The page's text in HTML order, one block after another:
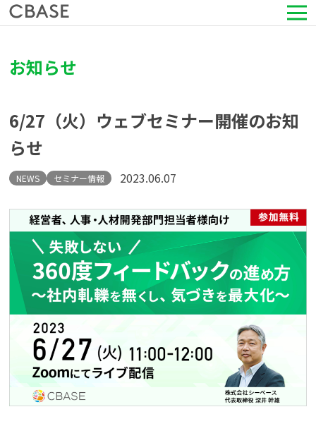
導入事例
セミナー情報
HRコラム
お知らせ
会社情報
よくある質問
資料請求(無料) お見積もり依頼
お知らせ
6/27（火）ウェブセミナー開催のお知
らせ
NEWS セミナー情報 2023.06.07